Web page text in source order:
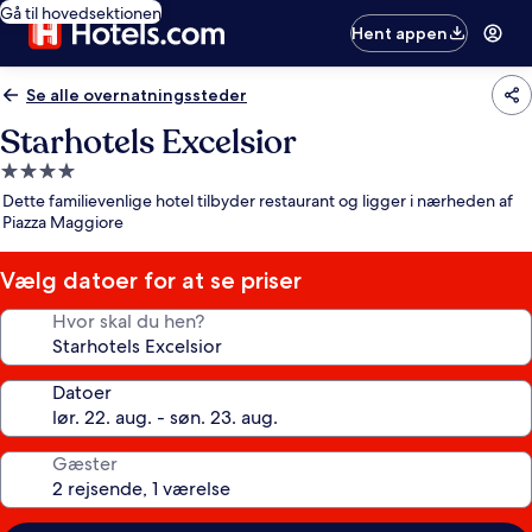
Gå til hovedsektionen
Hent appen
Se alle overnatningssteder
Starhotels Excelsior
4.0-
stjernet
overnatningssted
Dette familievenlige hotel tilbyder restaurant og ligger i nærheden af
Piazza Maggiore
Vælg datoer for at se priser
Hvor skal du hen?
Datoer
Gæster